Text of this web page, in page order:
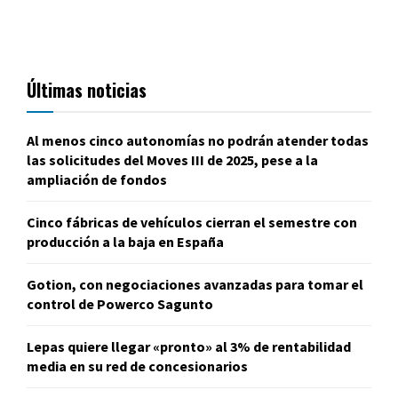
Últimas noticias
Al menos cinco autonomías no podrán atender todas
las solicitudes del Moves III de 2025, pese a la
ampliación de fondos
Cinco fábricas de vehículos cierran el semestre con
producción a la baja en España
Gotion, con negociaciones avanzadas para tomar el
control de Powerco Sagunto
Lepas quiere llegar «pronto» al 3% de rentabilidad
media en su red de concesionarios